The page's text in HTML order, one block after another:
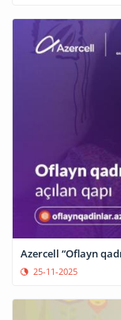
Azercell “Oflayn
25-11-2025